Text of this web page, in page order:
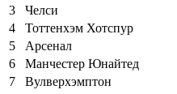
3
Челси
4
Тоттенхэм Хотспур
5
Арсенал
6
Манчестер Юнайтед
7
Вулверхэмптон